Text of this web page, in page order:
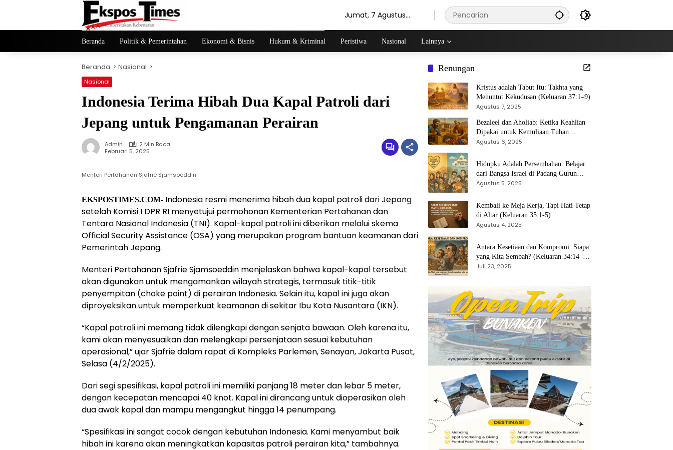
Jumat, 7 Agustus
Beranda Politik & Pemerintahan Ekonomi & Bisnis Hukum & Kriminal Peristiwa Nasional Lainnya
Beranda Nasional
Nasional
Indonesia Terima Hibah Dua Kapal Patroli dari
Jepang untuk Pengamanan Perairan
Admin
2 Min Baca
Februari 5, 2025
Menteri Pertahanan Sjafrie Sjamsoeddin
EKSPOSTIMES.COM- Indonesia resmi menerima hibah dua kapal patroli dari Jepang
setelah Komisi I DPR RI menyetujui permohonan Kementerian Pertahanan dan
Tentara Nasional Indonesia (TNI). Kapal-kapal patroli ini diberikan melalui skema
Official Security Assistance (OSA) yang merupakan program bantuan keamanan dari
Pemerintah Jepang.
Menteri Pertahanan Sjafrie Sjamsoeddin menjelaskan bahwa kapal-kapal tersebut
akan digunakan untuk mengamankan wilayah strategis, termasuk titik-titik
penyempitan (choke point) di perairan Indonesia. Selain itu, kapal ini juga akan
diproyeksikan untuk memperkuat keamanan di sekitar Ibu Kota Nusantara (IKN).
“Kapal patroli ini memang tidak dilengkapi dengan senjata bawaan. Oleh karena itu,
kami akan menyesuaikan dan melengkapi persenjataan sesuai kebutuhan
operasional,” ujar Sjafrie dalam rapat di Kompleks Parlemen, Senayan, Jakarta Pusat,
Selasa (4/2/2025).
Dari segi spesifikasi, kapal patroli ini memiliki panjang 18 meter dan lebar 5 meter,
dengan kecepatan mencapai 40 knot. Kapal ini dirancang untuk dioperasikan oleh
dua awak kapal dan mampu mengangkut hingga 14 penumpang.
“Spesifikasi ini sangat cocok dengan kebutuhan Indonesia. Kami menyambut baik
hibah ini karena akan meningkatkan kapasitas patroli perairan kita,” tambahnya.
Renungan
Kristus adalah Tabut Itu: Takhta yang
Menuntut Kekudusan (Keluaran 37:1–9)
Agustus 7, 2025
Bezaleel dan Aholiab: Ketika Keahlian
Dipakai untuk Kemuliaan Tuhan
(Keluaran 36:1–7)
Agustus 6, 2025
Hidupku Adalah Persembahan: Belajar
dari Bangsa Israel di Padang Gurun
(Keluaran 35:4–29)
Agustus 5, 2025
Kembali ke Meja Kerja, Tapi Hati Tetap
di Altar (Keluaran 35:1-5)
Agustus 4, 2025
Antara Kesetiaan dan Kompromi: Siapa
yang Kita Sembah? (Keluaran 34:14–
15)
Juli 23, 2025